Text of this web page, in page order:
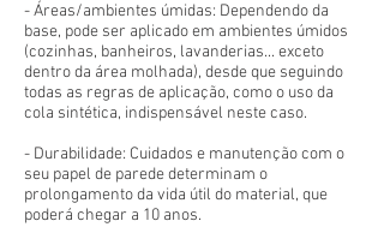
- Áreas/ambientes úmidas: Dependendo da
base, pode ser aplicado em ambientes úmidos
(cozinhas, banheiros, lavanderias... exceto
dentro da área molhada), desde que seguindo
todas as regras de aplicação, como o uso da
cola sintética, indispensável neste caso.
- Durabilidade: Cuidados e manutenção com o
seu papel de parede determinam o
prolongamento da vida útil do material, que
poderá chegar a 10 anos.